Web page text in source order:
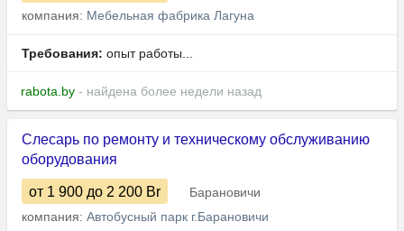
компания: Мебельная фабрика Лагуна
Требования: опыт работы...
rabota.by - найдена более недели назад
Слесарь по ремонту и техническому обслуживанию
оборудования
от 1 900 до 2 200 Br
Барановичи
компания: Автобусный парк г.Барановичи